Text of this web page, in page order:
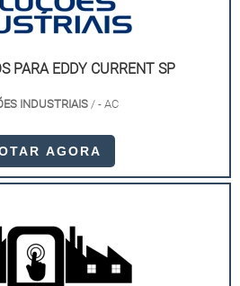
PARA EDDY CURRENT SP
INDUSTRIAIS / - AC
AGORA